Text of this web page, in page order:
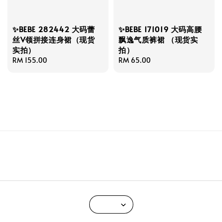
✨BEBE 282442 大码蕾
丝V领拼接连身裙（现货
实拍）
Regular
RM 155.00
✨BEBE 171019 大码高腰
飘逸气质裤裙 （现货实
拍）
Regular
RM 65.00